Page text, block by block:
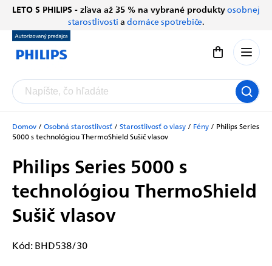
Prejsť
obsah
LETO S PHILIPS - zľava až 35 % na vybrané produktyosobnej
starostlivosti a domáce spotrebiče.
Nákupný
Domov / Osobná starostlivosť / Starostlivosť o vlasy / Fény / Philips Series
5000 s technológiou ThermoShieldSušič vlasov
Philips Series 5000 s
technológiou ThermoShield
Sušič vlasov
Kód: BHD538/30
Chatbot Filip
Autorizovaný predajce